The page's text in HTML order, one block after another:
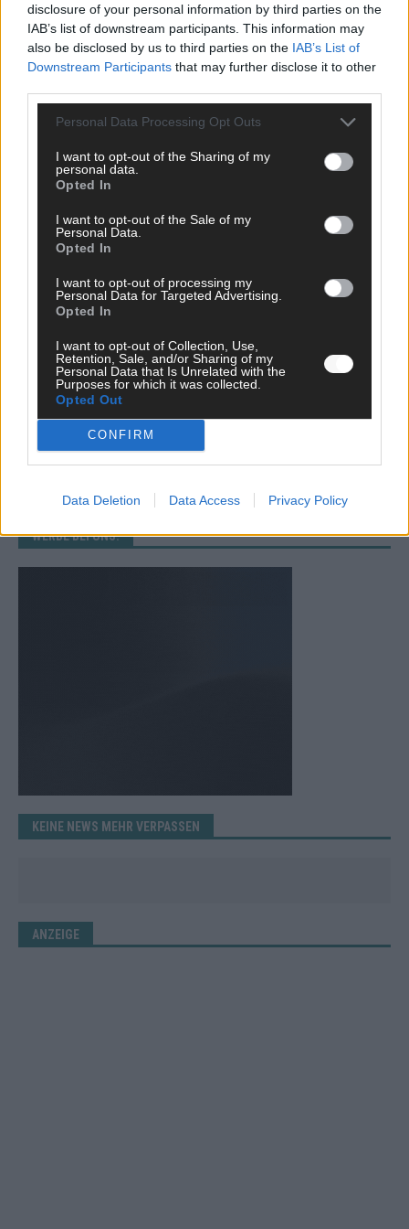
disclosure of your personal information by third parties on the
IAB’s list of downstream participants. This information may
also be disclosed by us to third parties on the IAB’s List of
Downstream Participants that may further disclose it to other
Personal Data Processing Opt Outs
I want to opt-out of the Sharing of my
personal data.
Opted In
I want to opt-out of the Sale of my
Personal Data.
Opted In
I want to opt-out of processing my
Personal Data for Targeted Advertising.
Opted In
I want to opt-out of Collection, Use,
Retention, Sale, and/or Sharing of my
Personal Data that Is Unrelated with the
Purposes for which it was collected.
Opted Out
CONFIRM
Data Deletion Data Access Privacy Policy
KOMMENTAR
Alle 25 ESC-Finalisten auf dem Prüfstand: Stärken,
Schwächen und unsere Tipps
Mai 2026
EUROVISION
Comeback: Die turbulente Geschichte der ESC-Wertung
Mai 2026
ANZEIGE
WERBE BEI UNS!
KEINE NEWS MEHR VERPASSEN
ANZEIGE